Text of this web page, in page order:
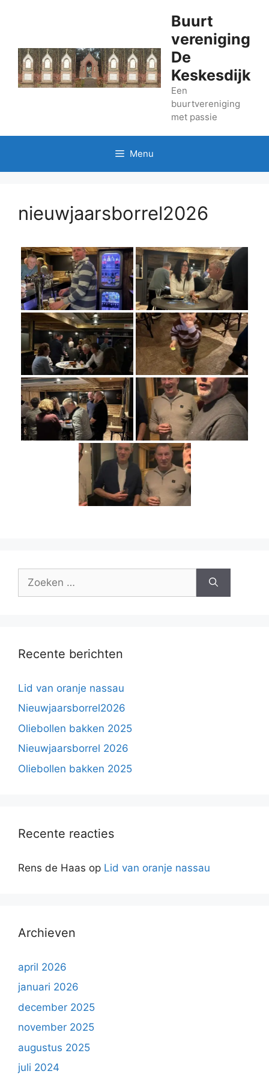
inhoud
Buurt
vereniging
De
Keskesdijk
Een
buurtvereniging
met passie
Menu
nieuwjaarsborrel2026
naar:
Recente berichten
Lid van oranje nassau
Nieuwjaarsborrel2026
Oliebollen bakken 2025
Nieuwjaarsborrel 2026
Oliebollen bakken 2025
Recente reacties
Rens de Haas op Lid van oranje nassau
Archieven
april 2026
januari 2026
december 2025
november 2025
augustus 2025
juli 2024